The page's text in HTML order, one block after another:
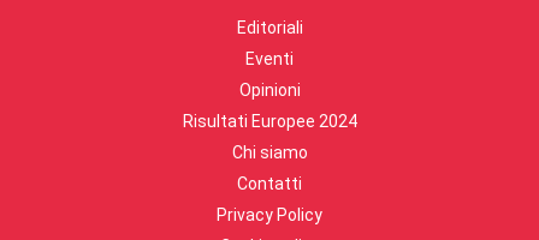
Editoriali
Eventi
Opinioni
Risultati Europee 2024
Chi siamo
Contatti
Privacy Policy